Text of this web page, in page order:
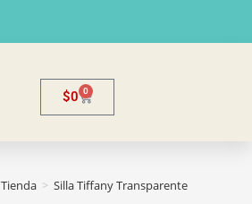
$0 0
Tienda > Silla Tiffany Transparente